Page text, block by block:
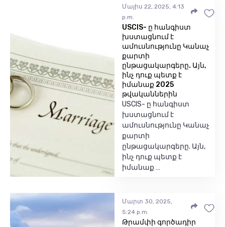
Մայիս 22, 2025, 4:13
p.m.
USCIS- ը հանգիստ
խստացնում է
ամուսնությունը Կանաչ
քարտի
ընթացակարգերը. Այն,
ինչ դուք պետք է
իմանաք 2025
թվականներին
USCIS- ը հանգիստ
խստացնում է
ամուսնությունը Կանաչ
քարտի
ընթացակարգերը. Այն,
ինչ դուք պետք է
իմանաք …
Մարտ 30, 2025,
5:24 p.m.
Թրամփի գործադիր